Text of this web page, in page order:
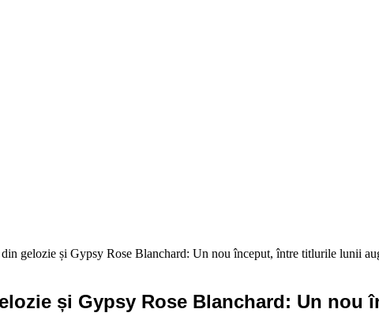
gelozie și Gypsy Rose Blanchard: Un nou început, între titlurile lunii
și Gypsy Rose Blanchard: Un